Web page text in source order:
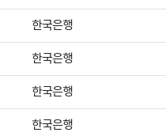
한국은행
한국은행
한국은행
한국은행